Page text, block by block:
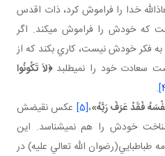
خدا را فراموش کرد، ذات اقدس
که خودش را فراموش مي کند. اگر
فکر خودش نيست، کاري بکند که از
سعادت خود را نمي طلبد﴿لاَ تَكُونُوا
.
فَقَدْ عَرَفَ رَبَّهُ»،[5]
عکس نقيضش
خودش را هم نمي شناسد. اين
طباطبايي(رضوان الله تعالي عليه) در